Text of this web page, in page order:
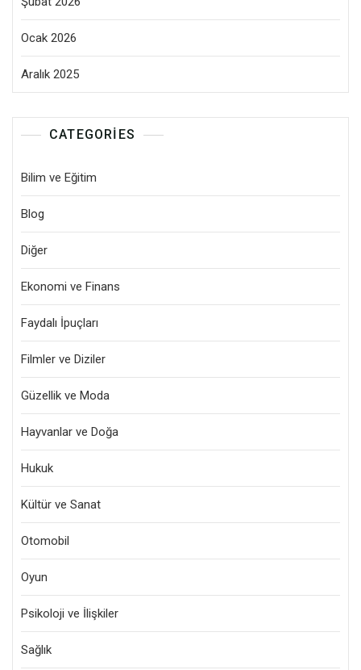
Ocak 2026
Aralık 2025
CATEGORIES
Bilim ve Eğitim
Blog
Diğer
Ekonomi ve Finans
Faydalı İpuçları
Filmler ve Diziler
Güzellik ve Moda
Hayvanlar ve Doğa
Hukuk
Kültür ve Sanat
Otomobil
Oyun
Psikoloji ve İlişkiler
Sağlık